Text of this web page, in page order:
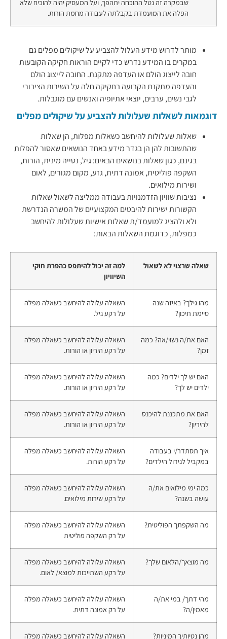
שבמקרה זה נטל ההוכחה יתהפך, ועל המעסיק יהיה להוכיח שלא
הפלה את המועמדת בקבלתה לעבודה מחמת הורות.
מותר לדרוש מידע העלול להצביע על שיקולים מפלים גם
במקרים בו המידע נדרש כדי לקיים הוראות חקיקה הקובעות
חובה לייצוג הולם או העדפה מתקנת. החובה לייצוג הולם
והעדפה מתקנת הקבועה בחקיקה חלה על השירות הציבורי
לגבי נשים, ערבים, יוצאי אתיופיה ואנשים עם מוגבלות.
דוגמאות לשאלות שעלולות להצביע על שיקולים מפלים
שאלות שעלולות להיחשב כשאלות מפלות, הן שאלות
שהתשובות להן הן בגדר מידע באחד הנושאים שאסור להפלות
בגינם, כגון שאלות בנושאים הבאים: גיל, נטייה מינית, הורות,
השקפה פוליטית, אמונה דתית, גזע, מקום מגורים, לאום
ושירות מילואים.
נציבות שוויון הזדמנויות בעבודה ממליצה לשאול שאלות
הקשורות ישירות להיבטים המקצועיים של המשרה הנדרשת
ולא ולהציג למועמד/ת שאלות אישיות שעלולות להיחשב
כמפלות, כדוגמת השאלות הבאות:
שאלה שרצוי לא לשאול
למה זה יכול להיתפס כהפרת חוקי
השיוויון
מהו גילך? באיזה שנה
סיימת תיכון?
השאלה עלולה להיחשב כשאלה מפלה
על רקע גיל.
האם את/ה נשוי/אה? כמה
זמן?
השאלה עלולה להיחשב כשאלה מפלה
על רקע היריון או הורות.
האם יש לך ילדים? כמה
ילדים יש לך?
השאלה עלולה להיחשב כשאלה מפלה
על רקע היריון או הורות.
האם את מתכננת להיכנס
להיריון?
השאלה עלולה להיחשב כשאלה מפלה
על רקע היריון או הורות.
איך תסתדר/י בעבודה
במקביל לגידול הילדים?
השאלה עלולה להיחשב כשאלה מפלה
על רקע הורות.
כמה ימי מילואים את/ה
עושה בשנה?
השאלה עלולה להיחשב כשאלה מפלה
על רקע שירות מילואים.
מה השקפתך הפוליטית?
השאלה עלולה להיחשב כשאלה מפלה
על רק השקפה פוליטית
מה מוצאך/הלאום שלך?
השאלה עלולה להיחשב כשאלה מפלה
על רקע השתייכות למוצא/ לאום.
מהי דתך/ במי את/ה
מאמין/ה?
השאלה עלולה להיחשב כשאלה מפלה
על רק אמונה דתית.
מהן נטיותיך המיניות? השאלה עלולה להיחשב כשאלה מפלה